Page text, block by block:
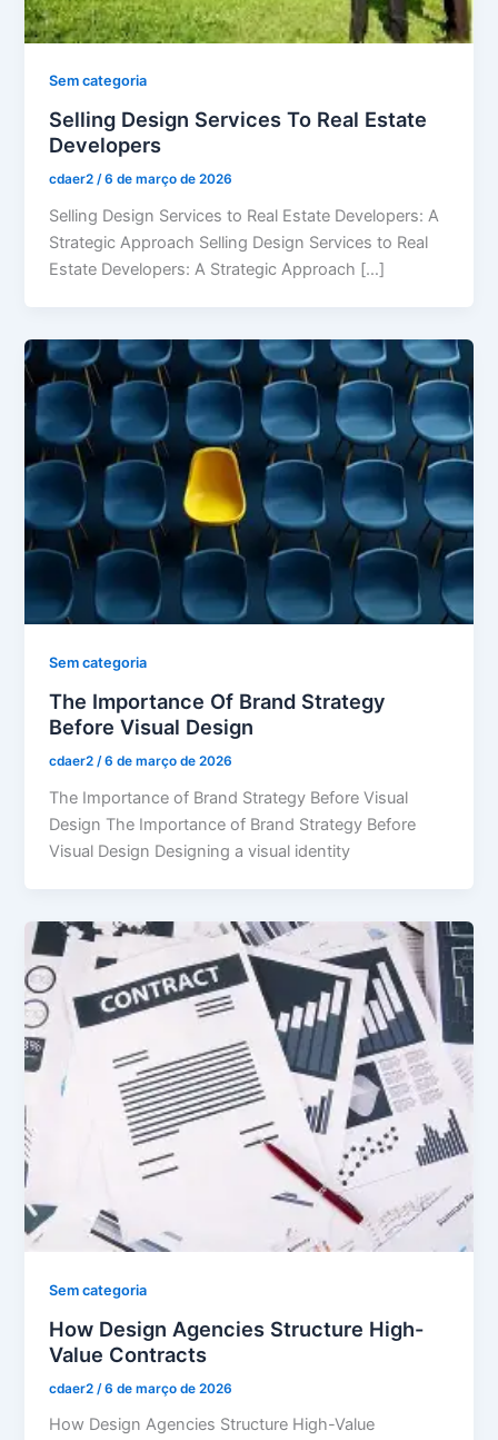
Sem categoria
Selling Design Services To Real Estate
Developers
cdaer2/6 de março de 2026
Selling Design Services to Real Estate Developers: A
Strategic Approach Selling Design Services to Real
Estate Developers: A Strategic Approach […]
Sem categoria
The Importance Of Brand Strategy
Before Visual Design
cdaer2 /6 de março de 2026
The Importance of Brand Strategy Before Visual
Design The Importance of Brand Strategy Before
Visual Design Designing a visual identity
Sem categoria
How Design Agencies Structure High-
Value Contracts
cdaer2 /6 de março de 2026
How Design Agencies Structure High-Value